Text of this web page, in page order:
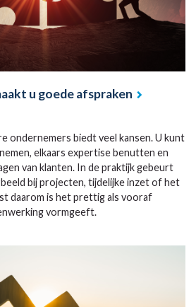
u goede afspraken
ondernemers biedt veel kansen. U kunt
elkaars expertise benutten en
van klanten. In de praktijk gebeurt
bij projecten, tijdelijke inzet of het
daarom is het prettig als vooraf
vormgeeft.